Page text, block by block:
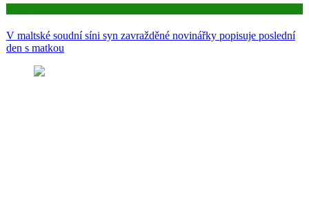
V maltské soudní síni syn zavražděné novinářky popisuje poslední
den s matkou